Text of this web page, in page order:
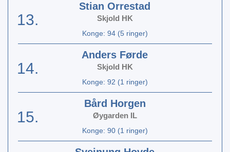
13.
Stian Orrestad
Skjold HK
Konge: 94 (5 ringer)
14.
Anders Førde
Skjold HK
Konge: 92 (1 ringer)
15.
Bård Horgen
Øygarden IL
Konge: 90 (1 ringer)